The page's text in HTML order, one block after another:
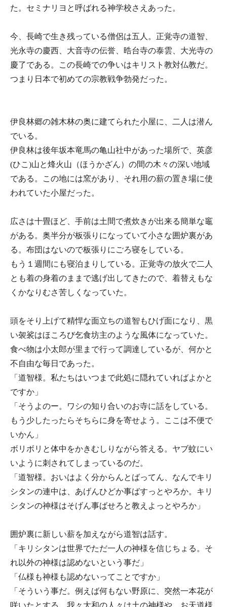
た。セミナリヨと呼ばれる神学校さえあった。
今、長崎で生き残っている僧侶は五人。正覚寺の道智、
光永寺の慶西、大音寺の伝誉、晧台寺の泰雲、大光寺の
慶了である。この長崎での争いはキリスト教対仏教だ。
つまり日本で初めての宗教戦争勃発だった。
伊良林郷の雑木林の奥に建てられた小屋に、二人は潜ん
でいる。
伊良林は後年坂本竜馬の亀山社中があった場所で、英彦
(ひこ)山と烽火山（ほうかざん）の間の木々の深い地域
である。この地には窯があり、それ用の薪の置き場に使
われていた小屋だった。
広さは十畳ほど、手前は土間で煮炊きが出来る簡単な竈
がある。奥半分が板張りになっていて小さな囲炉裏があ
る。布団はないので板張りにごろ寝をしている。
もう１週間にも寝泊まりしている。正覚寺の放火で二人
とも着の身着のままで逃げ出してきたので、着替えもな
くかなりむさ苦しくなっていた。
頭をそり上げて精悍な面立ちの道智もひげ面になり、黒
い袈裟はほころび乞食坊主のような風体になっていた。
食べ物は小太郎が里まで行って調達しているが、何かと
不自由な毎日であった。
「道智様。私たちはいつまで此処に隠れていればよかと
ですか」
「そうよのー。ワシの知り合いのお寺に話をしている。
もう少したったらそちらに身を寄せよう。ここは不便で
いかん」
ボリボリと体中をかきむしりながら答える。ヤブ蚊にい
いように刺されてしまっているのだ。
「道智様。おいはよく分からんとばってん、なんでキリ
シタンの連中は、あげんひどか事ばすっとやろか。キリ
シタンの神様はそげん事ばせろと教えよっとやろか」
囲炉裏に新しい薪を加えながら道智は話す。
「キリシタンは世界でただ一人の神様を信じちょる。そ
れ以外の神様は認めないという事だ」
「仏様も神様も認めないってことですか」
「そういう事だ。例えば何もない野原に、突然一本花が
咲いたとする。我々大和の人々は土の神様や、お天道様